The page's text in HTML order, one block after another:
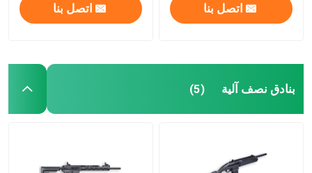
اتصل بنا اتصل بنا
بنادق نصف آلية (5)